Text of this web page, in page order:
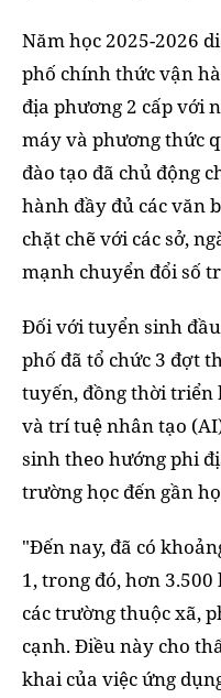
Năm học 2025-2026
phố chính thức vận
địa phương 2 cấp với
máy và phương thức
đào tạo đã chủ động
hành đầy đủ các văn
chặt chẽ với các sở,
mạnh chuyển đổi số
Đối với tuyển sinh
phố đã tổ chức 3 đợt
tuyến, đồng thời triển
và trí tuệ nhân tạo
sinh theo hướng phi
trường học đến gần
"Đến nay, đã có
1, trong đó, hơn
các trường thuộc xã,
cạnh. Điều này cho
khai của việc ứng